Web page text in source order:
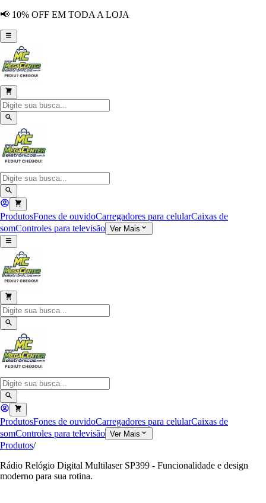
📢 10% OFF EM TODA A LOJA
ProdutosFones de ouvidoCarregadores para celularCaixas de
somControles para televisão Ver Mais
ProdutosFones de ouvidoCarregadores para celularCaixas de
somControles para televisão Ver Mais
Produtos/
Rádio Relógio Digital Multilaser SP399 - Funcionalidade e design
moderno para sua rotina.